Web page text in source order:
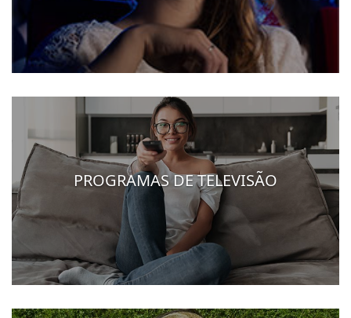
PROGRAMAS DE TELEVISÃO